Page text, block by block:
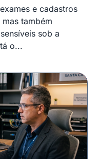
e cadastros
também
sob a
o...